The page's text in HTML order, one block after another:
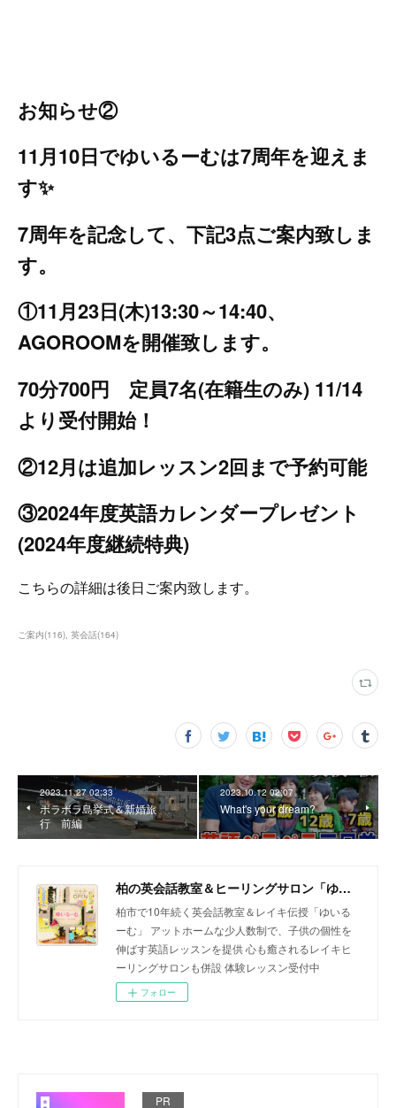
お知らせ②
11月10日でゆいるーむは7周年を迎えま
す✨
7周年を記念して、下記3点ご案内致しま
す。
①11月23日(木)13:30～14:40、
AGOROOMを開催致します。
70分700円 定員7名(在籍生のみ) 11/14
より受付開始！
②12月は追加レッスン2回まで予約可能
③2024年度英語カレンダープレゼント
(2024年度継続特典)
こちらの詳細は後日ご案内致します。
ご案内(116) 英会話(164)
2023.11.27 02:33
ボラボラ島挙式＆新婚旅
行 前編
2023.10.12 02:07
What's your dream?
柏の英会話教室＆ヒーリングサロン「ゆいるーむ」
柏市で10年続く英会話教室＆レイキ伝授「ゆいる
ーむ」 アットホームな少人数制で、子供の個性を
伸ばす英語レッスンを提供 心も癒されるレイキヒ
ーリングサロンも併設 体験レッスン受付中
フォロー
PR